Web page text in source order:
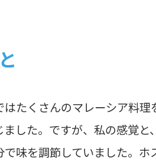
たくさんのマレーシア料
した。ですが、私の感覚
味を調節していました。